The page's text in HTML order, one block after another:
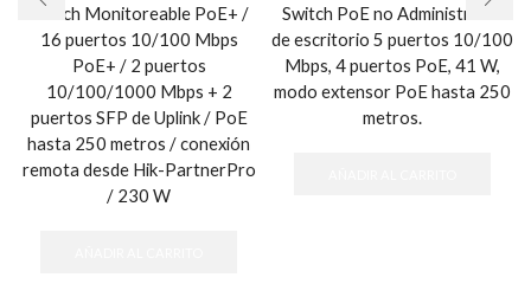
Switch Monitoreable PoE+ /
16 puertos 10/100 Mbps
PoE+ / 2 puertos
10/100/1000 Mbps + 2
puertos SFP de Uplink / PoE
hasta 250 metros / conexión
remota desde Hik-PartnerPro
/ 230 W
Switch PoE no Administrable
de escritorio 5 puertos 10/100
Mbps, 4 puertos PoE, 41 W,
modo extensor PoE hasta 250
metros.